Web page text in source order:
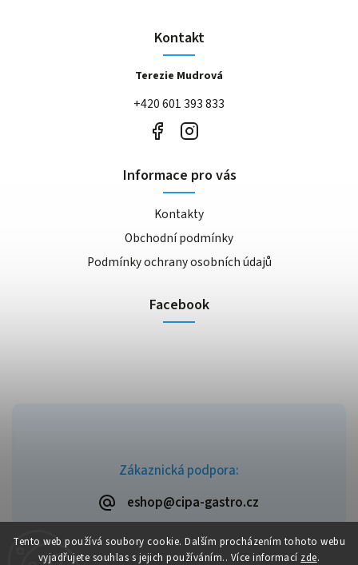
Tento web používá soubory cookie. Dalším procházením tohoto webu
vyjadřujete souhlas s jejich používáním.. Více informací zde.
Zákaznická podpora:
eshop@cipa-gastro.cz
Kontakt
Terezie Mudrová
+420 601 393 833
Informace pro vás
Kontakty
Obchodní podmínky
Podmínky ochrany osobních údajů
Facebook